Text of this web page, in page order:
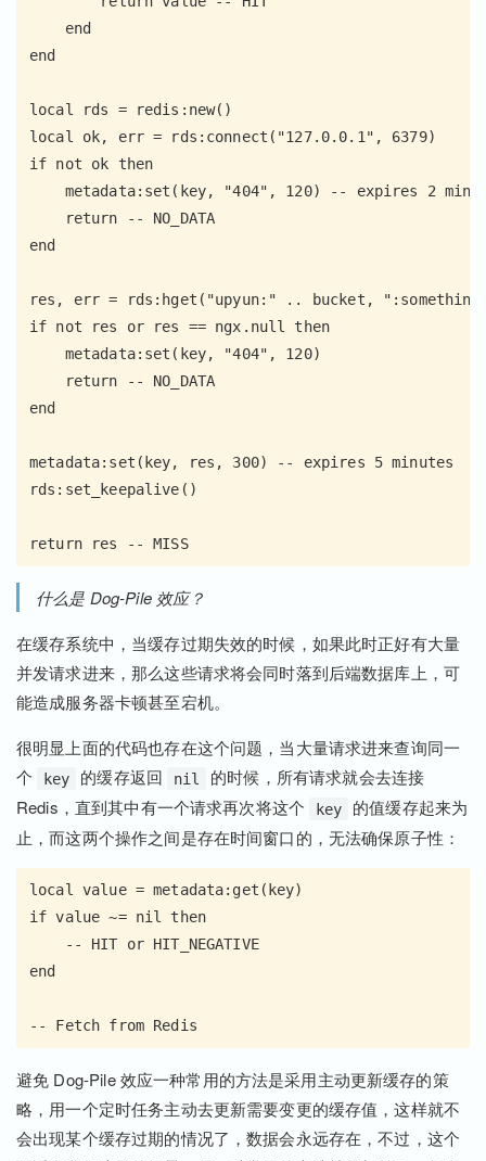
    end
end
local rds = redis:new()
local ok, err = rds:connect("127.0.0.1", 6379)
if not ok then
metadata:set(key, "404", 120) -- expires 2
    return -- NO_DATA
end
res, err = rds:hget("upyun:" .. bucket,
if not res or res == ngx.null then
    metadata:set(key, "404", 120)
    return -- NO_DATA
end
metadata:set(key, res, 300) -- expires 5 minutes
rds:set_keepalive()
return res -- MISS
什么是 Dog-Pile 效应？
在缓存系统中，当缓存过期失效的时候，如果此时正好有大量
并发请求进来，那么这些请求将会同时落到后端数据库上，可
能造成服务器卡顿甚至宕机。
很明显上面的代码也存在这个问题，当大量请求进来查询同一
个
key 的缓存返回 nil
的时候，所有请求就会去连接
Redis，直到其中有一个请求再次将这个
key
的值缓存起来为
止，而这两个操作之间是存在时间窗口的，无法确保原子性：
local value = metadata:get(key)
if value ~= nil then
    -- HIT or HIT_NEGATIVE
end
避免 Dog-Pile 效应一种常用的方法是采用主动更新缓存的策
略，用一个定时任务主动去更新需要变更的缓存值，这样就不
会出现某个缓存过期的情况了，数据会永远存在，不过，这个